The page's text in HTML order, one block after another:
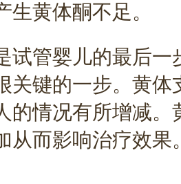
生黄体酮不足。
管婴儿的最后一
关键的一步。黄
的情况有所增减
从而影响治疗效